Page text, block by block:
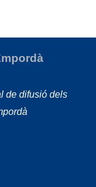
de difusió dels